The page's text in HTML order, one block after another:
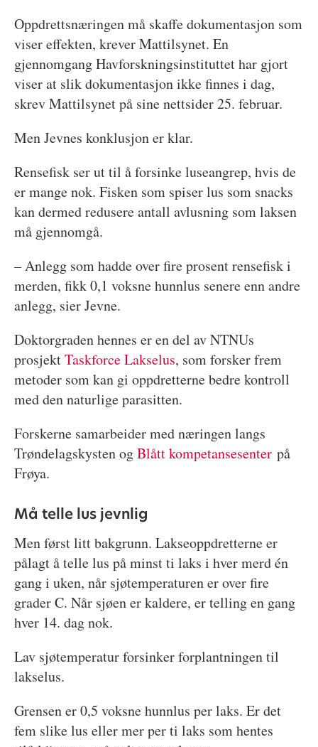
Oppdrettsnæringen må skaffe dokumentasjon som
viser effekten, krever Mattilsynet. En
gjennomgang Havforskningsinstituttet har gjort
viser at slik dokumentasjon ikke finnes i dag,
skrev Mattilsynet på sine nettsider 25. februar.
Men Jevnes konklusjon er klar.
Rensefisk ser ut til å forsinke luseangrep, hvis de
er mange nok. Fisken som spiser lus som snacks
kan dermed redusere antall avlusning som laksen
må gjennomgå.
– Anlegg som hadde over fire prosent rensefisk i
merden, fikk 0,1 voksne hunnlus senere enn andre
anlegg, sier Jevne.
Doktorgraden hennes er en del av NTNUs
prosjektTaskforce Lakselus, som forsker frem
metoder som kan gi oppdretterne bedre kontroll
med den naturlige parasitten.
Forskerne samarbeider med næringen langs
Trøndelagskysten ogBlått kompetansesenterpå
Frøya.
Må telle lus jevnlig
Men først litt bakgrunn. Lakseoppdretterne er
pålagt å telle lus på minst ti laks i hver merd én
gang i uken, når sjøtemperaturen er over fire
grader C. Når sjøen er kaldere, er telling en gang
hver 14. dag nok.
Lav sjøtemperatur forsinker forplantningen til
lakselus.
Grensen er 0,5 voksne hunnlus per laks. Er det
fem slike lus eller mer per ti laks som hentes